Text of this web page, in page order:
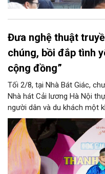
Đưa nghệ thuật
chúng, bồi đắp tình
cộng đồng”
Tối 2/8, tại Nhà Bát Giác,
Nhà hát Cải lương Hà Nội
người dân và du khách một
những làn điệu cải lương,
hòa quyện trong không
biệt, chương trình có sự
phương Nam, góp phần tạo
cảm xúc.